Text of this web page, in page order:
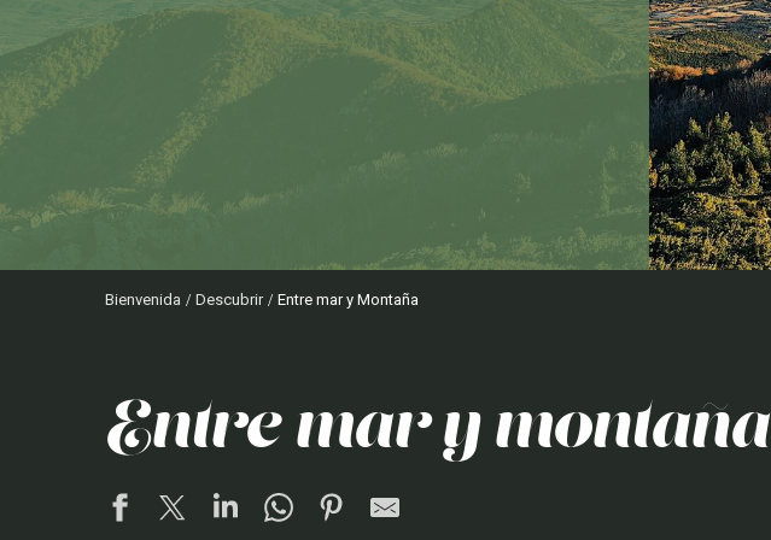
Bienvenida Descubrir Entre mar y Montaña
entre mar y montaña